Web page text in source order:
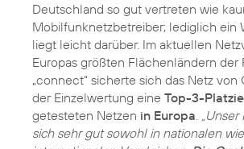
Deutschland so gut vertreten wie
Mobilfunknetzbetreiber; lediglich ein
liegt leicht darüber. Im aktuellen
Europas größten Flächenländern der
„connect“ sicherte sich das Netz von
der Einzelwertung eine Top-3-
getesteten Netzen in Europa
sich sehr gut sowohl in nationalen